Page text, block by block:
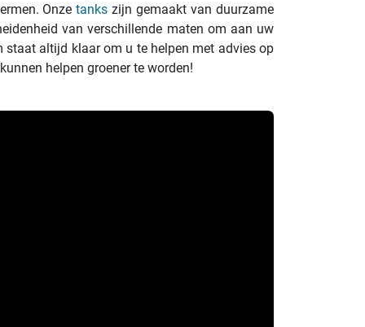
Onzetanks zijn gemaakt van duurzame
van verschillende maten om aan uw
staat altijd klaar om u te helpen met advies op
helpen groener te worden!